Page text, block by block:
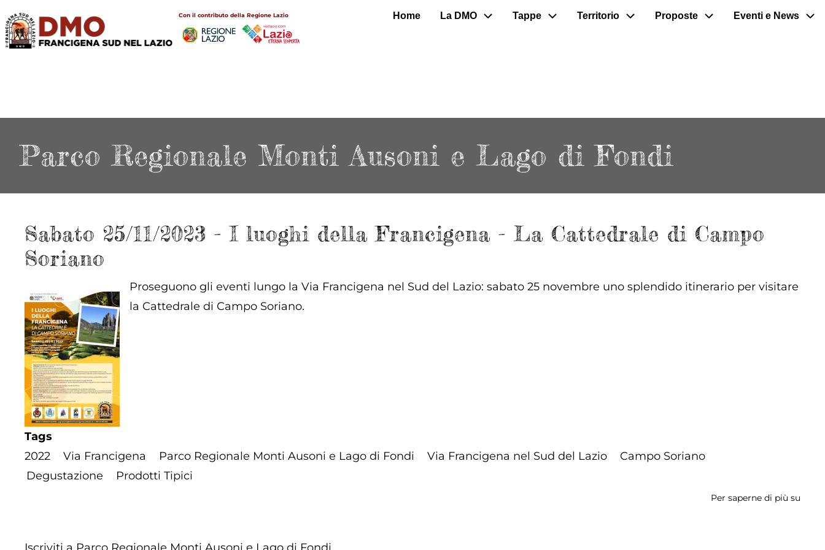
Salta
al
contenuto
Con il contributo della Regione Lazio
Main
navigation
Home La DMO Tappe Territorio Proposte Eventi e News
Parco Regionale Monti Ausoni e Lago di Fondi
Sabato 25/11/2023 - I luoghi della Francigena - La Cattedrale di Campo
Soriano
Proseguono gli eventi lungo la Via Francigena nel Sud del Lazio: sabato 25 novembre uno splendido itinerario per visitare
la Cattedrale di Campo Soriano.
Tags
2022
Via Francigena Parco Regionale Monti Ausoni e Lago di Fondi Via Francigena nel Sud del Lazio
Campo Soriano
Degustazione
Prodotti Tipici
Per saperne di più su